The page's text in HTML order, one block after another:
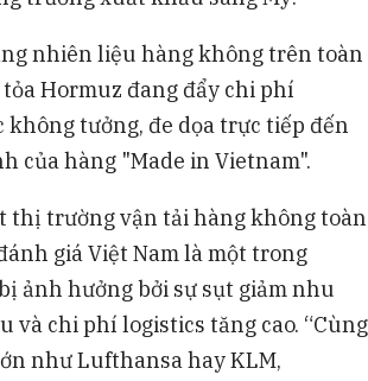
nhiên liệu hàng không trên toàn
Hormuz đang đẩy chi phí
không tưởng, đe dọa trực tiếp đến
của hàng "Made in Vietnam".
thị trường vận tải hàng không toàn
giá Việt Nam là một trong
ảnh hưởng bởi sự sụt giảm nhu
và chi phí logistics tăng cao. “Cùng
như Lufthansa hay KLM,